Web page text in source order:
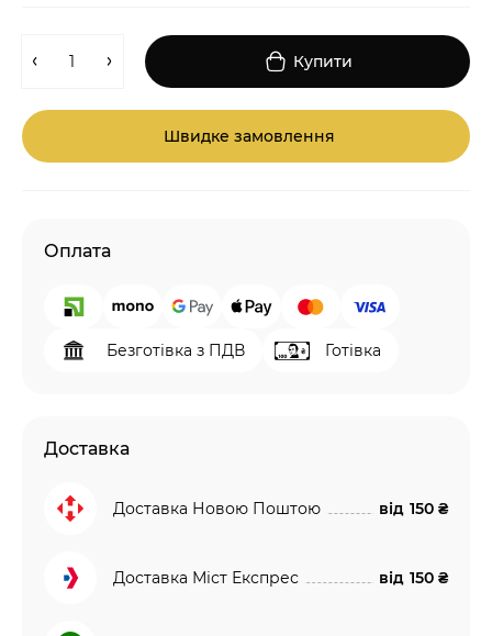
Купити
Швидке замовлення
Оплата
Безготівка з ПДВ Готівка
Доставка
Доставка Новою Поштою від 150 ₴
Доставка Міст Експрес від 150 ₴